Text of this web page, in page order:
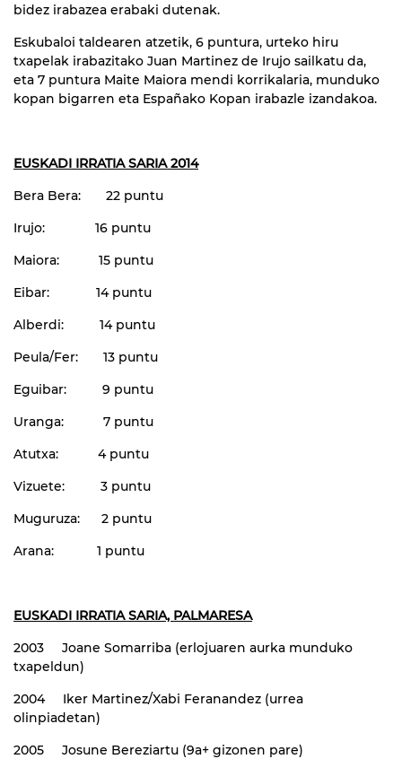
bidez irabazea erabaki dutenak.
Eskubaloi taldearen atzetik, 6 puntura, urteko hiru
txapelak irabazitako Juan Martinez de Irujo sailkatu da,
eta 7 puntura Maite Maiora mendi korrikalaria, munduko
kopan bigarren eta Españako Kopan irabazle izandakoa.
EUSKADI IRRATIA SARIA 2014
Bera Bera: 22 puntu
Irujo: 16 puntu
Maiora: 15 puntu
Eibar: 14 puntu
Alberdi: 14 puntu
Peula/Fer: 13 puntu
Eguibar: 9 puntu
Uranga: 7 puntu
Atutxa: 4 puntu
Vizuete: 3 puntu
Muguruza: 2 puntu
Arana: 1 puntu
EUSKADI IRRATIA SARIA, PALMARESA
2003 Joane Somarriba (erlojuaren aurka munduko
txapeldun)
2004 Iker Martinez/Xabi Feranandez (urrea
olinpiadetan)
2005 Josune Bereziartu (9a+ gizonen pare)